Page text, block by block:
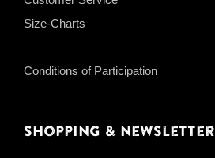
Size-Charts
Conditions of Participation
Shopping & Newsletter